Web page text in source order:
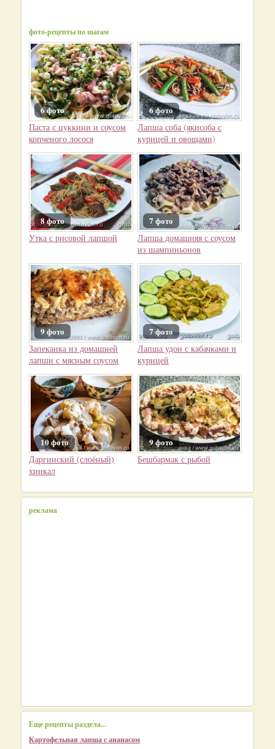
фото-рецепты по шагам
6 фото
Паста с цуккини и соусом
копченого лосося
6 фото
Лапша соба (якисоба с
курицей и овощами)
8 фото
Утка с рисовой лапшой
7 фото
Лапша домашняя с соусом
из шампиньонов
9 фото
Запеканка из домашней
лапши с мясным соусом
7 фото
Лапша удон с кабачками и
курицей
10 фото
Даргинский (слоёный)
хинкал
9 фото
Бешбармак с рыбой
реклама
Еще рецепты раздела...
Картофельная лапша с ананасом